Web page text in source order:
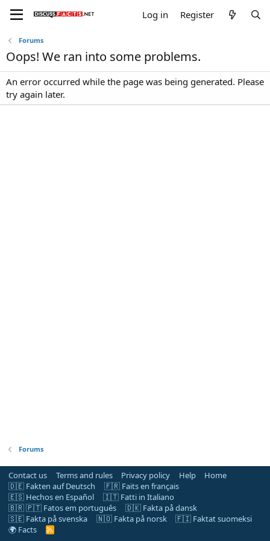
Log in Register
Forums
Oops! We ran into some problems.
An error occurred while the page was being generated. Please
try again later.
Forums
Contact us Terms and rules Privacy policy Help
Home
🇩🇪 Fakten auf Deutsch
🇫🇷 Faits en français
🇪🇸 Hechos en Español
🇮🇹 Fatti in Italiano
🇧🇷 🇵🇹 Fatos em português
🇩🇰 Fakta på dansk
🇸🇪 Fakta på svenska
🇳🇴 Fakta på norsk
🇫🇮 Faktat suomeksi
🌍 Facts
R